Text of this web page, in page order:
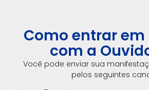
Como entrar
com a
Você pode enviar sua
pelos seguintes